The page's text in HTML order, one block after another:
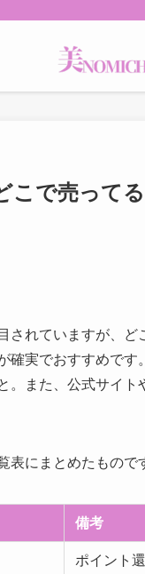
で売って
されていますが、ど
確実でおすすめです
。また、公式サイト
にまとめたもので
備考
ポイント